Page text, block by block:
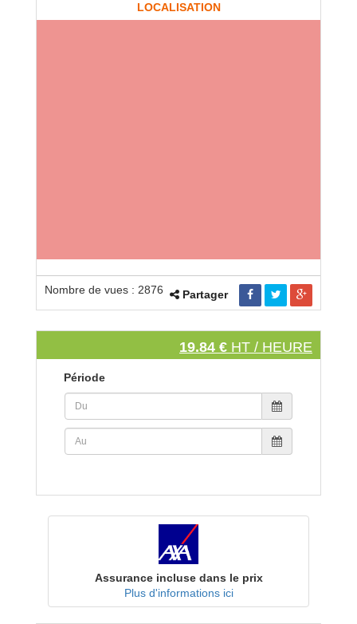
LOCALISATION
Nombre de vues : 2876 Partager
19.84 € HT / HEURE
Période
Assurance incluse dans le prix
Plus d'informations ici